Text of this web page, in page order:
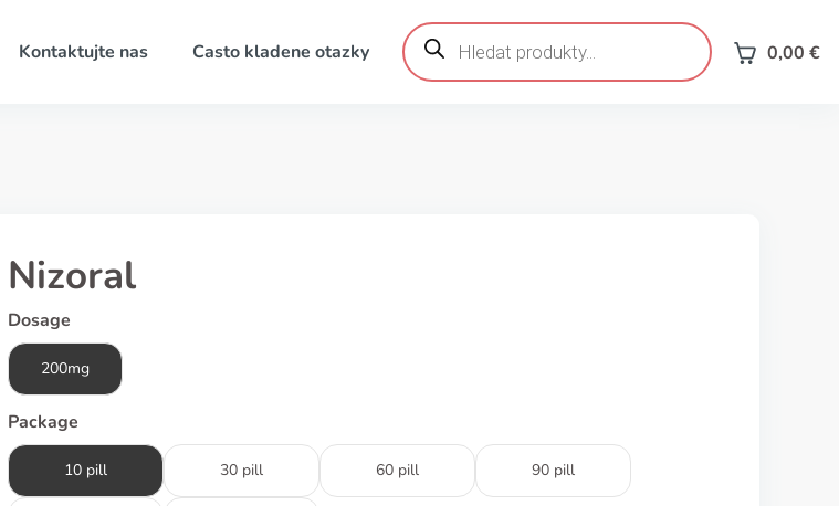
Kontaktujte nas Casto kladene otazky
Products
search 0,00 €
Nizoral
Dosage
200mg
Package
10 pill 30 pill 60 pill 90 pill